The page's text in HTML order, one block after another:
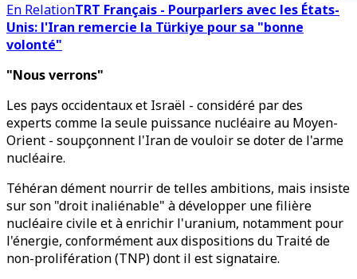
En RelationTRT Français - Pourparlers avec les États-
Unis: l'Iran remercie la Türkiye pour sa "bonne
volonté"
"Nous verrons"
Les pays occidentaux et Israël - considéré par des
experts comme la seule puissance nucléaire au Moyen-
Orient - soupçonnent l'Iran de vouloir se doter de l'arme
nucléaire.
Téhéran dément nourrir de telles ambitions, mais insiste
sur son "droit inaliénable" à développer une filière
nucléaire civile et à enrichir l'uranium, notamment pour
l'énergie, conformément aux dispositions du Traité de
non-prolifération (TNP) dont il est signataire.